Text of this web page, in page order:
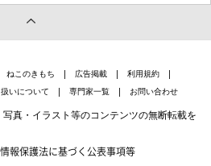
ねこのきもち 広告掲載
利用規約
いについて 専門家一覧 お問い合わせ
真・イラスト等のコンテンツの無断転載を
報保護法に基づく公表事項等